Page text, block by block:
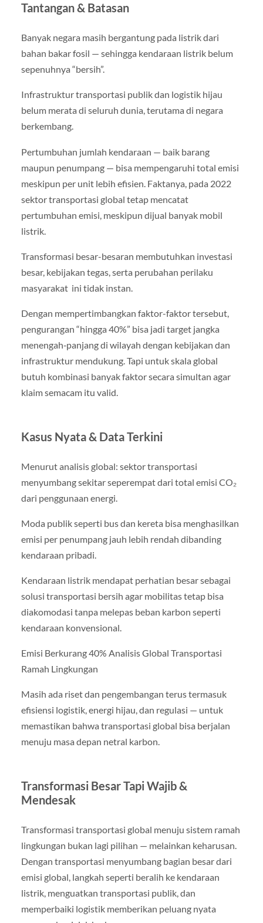
Tantangan & Batasan
Banyak negara masih bergantung pada listrik dari
bahan bakar fosil — sehingga kendaraan listrik belum
sepenuhnya “bersih”.
Infrastruktur transportasi publik dan logistik hijau
belum merata di seluruh dunia, terutama di negara
berkembang.
Pertumbuhan jumlah kendaraan — baik barang
maupun penumpang — bisa mempengaruhi total emisi
meskipun per unit lebih efisien. Faktanya, pada 2022
sektor transportasi global tetap mencatat
pertumbuhan emisi, meskipun dijual banyak mobil
listrik.
Transformasi besar-besaran membutuhkan investasi
besar, kebijakan tegas, serta perubahan perilaku
masyarakat ini tidak instan.
Dengan mempertimbangkan faktor-faktor tersebut,
pengurangan “hingga 40%” bisa jadi target jangka
menengah‑panjang di wilayah dengan kebijakan dan
infrastruktur mendukung. Tapi untuk skala global
butuh kombinasi banyak faktor secara simultan agar
klaim semacam itu valid.
Kasus Nyata & Data Terkini
Menurut analisis global: sektor transportasi
menyumbang sekitar seperempat dari total emisi CO₂
dari penggunaan energi.
Moda publik seperti bus dan kereta bisa menghasilkan
emisi per penumpang jauh lebih rendah dibanding
kendaraan pribadi.
Kendaraan listrik mendapat perhatian besar sebagai
solusi transportasi bersih agar mobilitas tetap bisa
diakomodasi tanpa melepas beban karbon seperti
kendaraan konvensional.
Emisi Berkurang 40% Analisis Global Transportasi
Ramah Lingkungan
Masih ada riset dan pengembangan terus termasuk
efisiensi logistik, energi hijau, dan regulasi — untuk
memastikan bahwa transportasi global bisa berjalan
menuju masa depan netral karbon.
Transformasi Besar Tapi Wajib &
Mendesak
Transformasi transportasi global menuju sistem ramah
lingkungan bukan lagi pilihan — melainkan keharusan.
Dengan transportasi menyumbang bagian besar dari
emisi global, langkah seperti beralih ke kendaraan
listrik, menguatkan transportasi publik, dan
memperbaiki logistik memberikan peluang nyata